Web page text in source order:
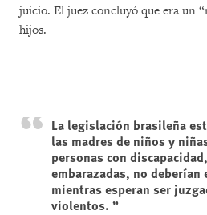
juicio. El juez concluyó que era un
hijos.
La legislación brasileña
las madres de niños y
personas con
embarazadas, no deberían
mientras esperan ser
violentos.